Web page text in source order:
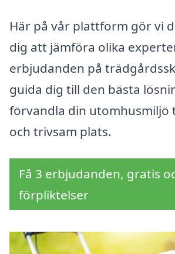
Här på vår plattform gör vi
dig att jämföra olika
erbjudanden på
guida dig till den bästa
förvandla din utomhusmiljö
och trivsam plats.
Få 3 erbjudanden, gratis
förpliktelser